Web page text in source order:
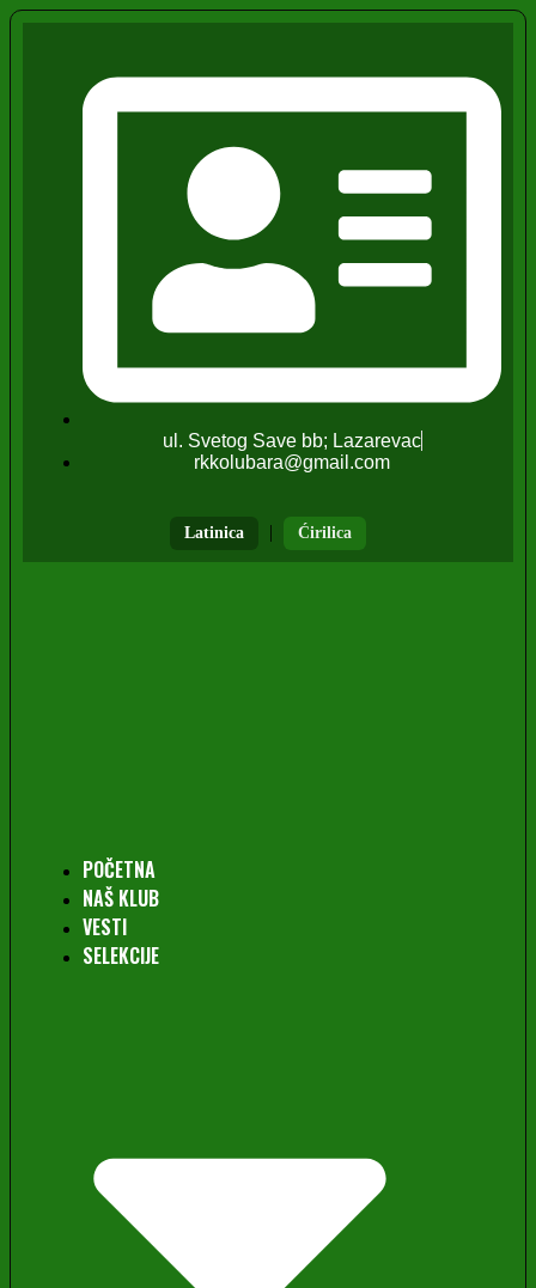
ul. Svetog Save bb; Lazarevac
rkkolubara@gmail.com
Latinica | Ćirilica
POČETNA
NAŠ KLUB
VESTI
SELEKCIJE